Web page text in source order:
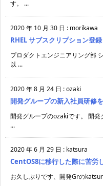
す。 ...
2020 年 10 月 30 日 : morikawa
RHEL サブスクリプション登
プロダクトエンジニアリング部
以 ...
2020 年 8 月 24 日 :ozaki
開発グループの新入社員研修
開発グループのozakiです。 開
...
2020 年 6 月 29 日 : katsura
CentOS8に移行した際に苦労
お久しぶりです、開発Grの